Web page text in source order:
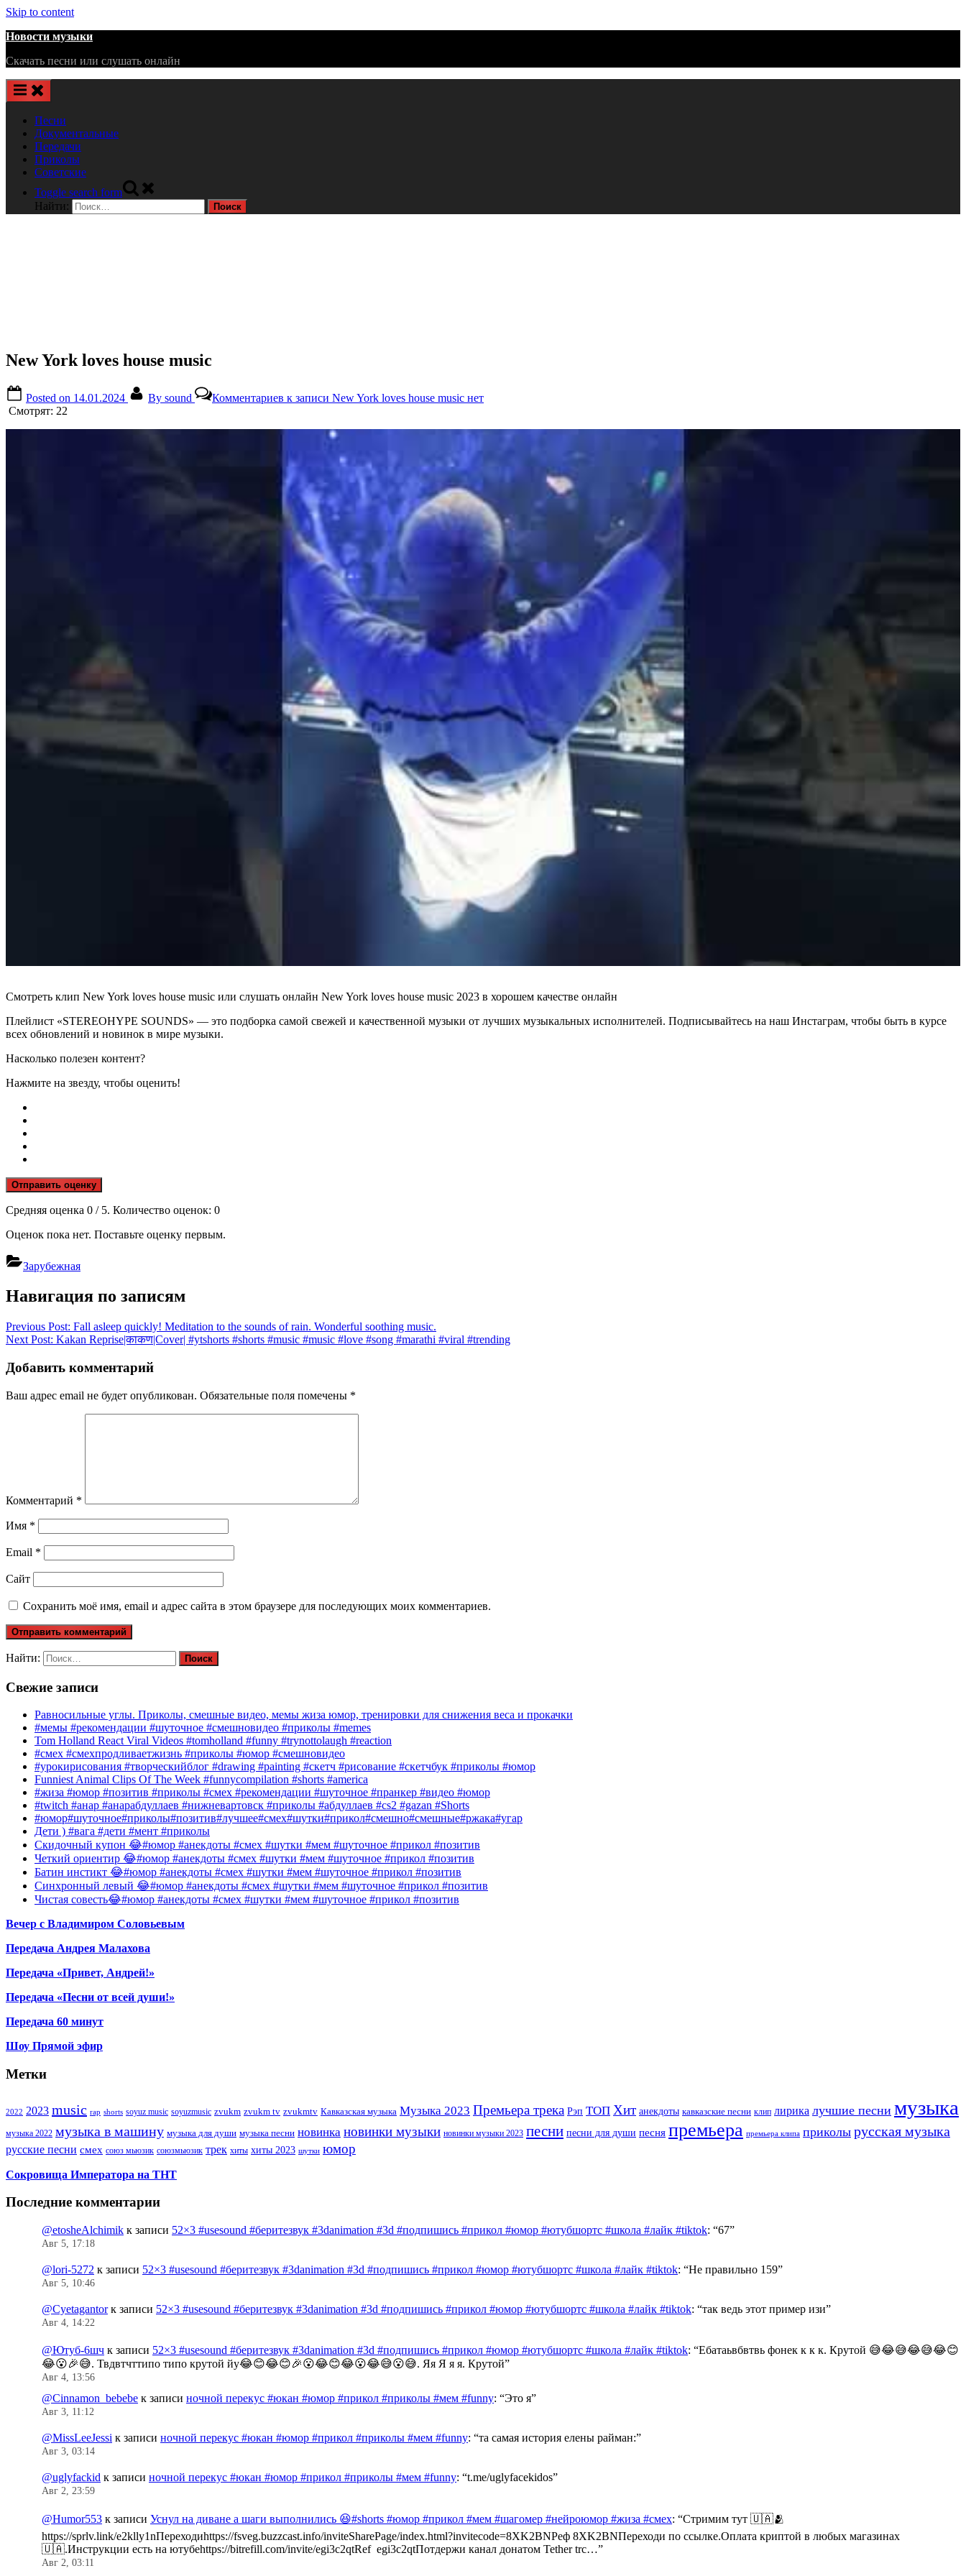
Skip to content
Новости музыки
Скачать песни или слушать онлайн
Песни
Документальные
Передачи
Приколы
Советские
Toggle search form
Найти:
New York loves house music
Posted on 14.01.2024 By sound Комментариев к записи New York loves house music нет
Смотрят: 22
Смотреть клип New York loves house music или слушать онлайн New York loves house music 2023 в хорошем качестве онлайн
Плейлист «STEREOHYPE SOUNDS» — это подборка самой свежей и качественной музыки от лучших музыкальных исполнителей. Подписывайтесь на наш Инстаграм, чтобы быть в курсе
всех обновлений и новинок в мире музыки.
Насколько полезен контент?
Нажмите на звезду, чтобы оценить!
Отправить оценку
Средняя оценка 0 / 5. Количество оценок: 0
Оценок пока нет. Поставьте оценку первым.
Зарубежная
Навигация по записям
Previous Post: Fall asleep quickly! Meditation to the sounds of rain. Wonderful soothing music.
Next Post: Kakan Reprise|काकण|Cover| #ytshorts #shorts #music #music #love #song #marathi #viral #trending
Добавить комментарий
Ваш адрес email не будет опубликован. Обязательные поля помечены *
Комментарий *
Имя *
Email *
Сайт
Сохранить моё имя, email и адрес сайта в этом браузере для последующих моих комментариев.
Найти:
Свежие записи
Равносильные углы. Приколы, смешные видео, мемы жиза юмор, тренировки для снижения веса и прокачки
#мемы #рекомендации #шуточное #смешновидео #приколы #memes
Tom Holland React Viral Videos #tomholland #funny #trynottolaugh #reaction
#смех #смехпродливаетжизнь #приколы #юмор #смешновидео
#урокирисования #творческийблог #drawing #painting #скетч #рисование #скетчбук #приколы #юмор
Funniest Animal Clips Of The Week #funnycompilation #shorts #america
#жиза #юмор #позитив #приколы #смех #рекомендации #шуточное #пранкер #видео #юмор
#twitch #анар #анарабдуллаев #нижневартовск #приколы #абдуллаев #cs2 #gazan #Shorts
#юмор#шуточное#приколы#позитив#лучшее#смех#шутки#прикол#смешно#смешные#ржака#угар
Дети ) #вага #дети #мент #приколы
Скидочный купон 😂#юмор #анекдоты #смех #шутки #мем #шуточное #прикол #позитив
Четкий ориентир 😂#юмор #анекдоты #смех #шутки #мем #шуточное #прикол #позитив
Батин инстикт 😂#юмор #анекдоты #смех #шутки #мем #шуточное #прикол #позитив
Синхронный левый 😂#юмор #анекдоты #смех #шутки #мем #шуточное #прикол #позитив
Чистая совесть😂#юмор #анекдоты #смех #шутки #мем #шуточное #прикол #позитив
Вечер с Владимиром Соловьевым
Передача Андрея Малахова
Передача «Привет, Андрей!»
Передача «Песни от всей души!»
Передача 60 минут
Шоу Прямой эфир
Метки
2022 2023 music rap shorts soyuz music soyuzmusic zvukm zvukm tv zvukmtv Кавказская музыка Музыка 2023 Премьера трека Рэп ТОП Хит анекдоты кавказские песни клип лирика лучшие песни музыка
музыка 2022 музыка в машину музыка для души музыка песни новинка новинки музыки новинки музыки 2023 песни песни для души песня премьера премьера клипа приколы русская музыка
русские песни смех союз мьюзик союзмьюзик трек хиты хиты 2023 шутки юмор
Сокровища Императора на ТНТ
Последние комментарии
@etosheAlchimik к записи 52×3 #usesound #беритезвук #3danimation #3d #подпишись #прикол #юмор #ютубшортс #школа #лайк #tiktok: “67”
Авг 5, 17:18
@lori-5272 к записи 52×3 #usesound #беритезвук #3danimation #3d #подпишись #прикол #юмор #ютубшортс #школа #лайк #tiktok: “Не правильно 159”
Авг 5, 10:46
@Cyetagantorк записи 52×3 #usesound #беритезвук #3danimation #3d #подпишись #прикол #юмор #ютубшортс #школа #лайк #tiktok: “так ведь этот пример изи”
Авг 4, 14:22
@Ютуб-6шч к записи 52×3 #usesound #беритезвук #3danimation #3d #подпишись #прикол #юмор #ютубшортс #школа #лайк #tiktok: “Ебатаьвбвтвь фонек к к к. Крутой 😅😂😅😂😅😂😊
😂😮🎉😅. Твдвтчттипо типо крутой йу😂😊😂😊🎉😮😂😊😂😮😂😅😮😅. Яя Я я я. Крутой”
Авг 4, 13:56
@Cinnamon_bebebe к записи ночной перекус #юкан #юмор #прикол #приколы #мем #funny: “Это я”
Авг 3, 11:12
@MissLeeJessi к записи ночной перекус #юкан #юмор #прикол #приколы #мем #funny: “та самая история елены райман:”
Авг 3, 03:14
@uglyfackid к записи ночной перекус #юкан #юмор #прикол #приколы #мем #funny: “t.me/uglyfacekidos”
Авг 2, 23:59
@Humor553 к записи Уснул на диване а шаги выполнились 😆#shorts #юмор #прикол #мем #шагомер #нейроюмор #жиза #смех: “Стримим тут 🇺🇦🫂
https://sprlv.link/e2klly1nПереходиhttps://fsveg.buzzcast.info/inviteSharePage/index.html?invitecode=8XK2BNРеф 8XK2BNПереходи по ссылке.Оплата криптой в любых магазинах
🇺🇦.Инструкции есть на ютубеhttps://bitrefill.com/invite/egi3c2qtRef egi3c2qtПотдержи канал донатом Tether trc…”
Авг 2, 03:11